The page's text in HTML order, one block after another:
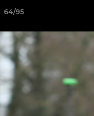
64/95